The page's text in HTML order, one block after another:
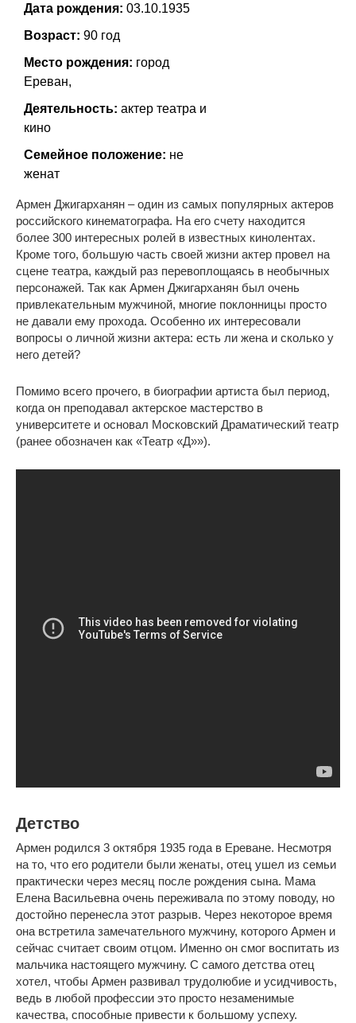
Дата рождения: 03.10.1935
Возраст: 90 год
Место рождения: город
Ереван,
Деятельность: актер театра и
кино
Семейное положение: не
женат
Армен Джигарханян – один из самых популярных актеров
российского кинематографа. На его счету находится
более 300 интересных ролей в известных кинолентах.
Кроме того, большую часть своей жизни актер провел на
сцене театра, каждый раз перевоплощаясь в необычных
персонажей. Так как Армен Джигарханян был очень
привлекательным мужчиной, многие поклонницы просто
не давали ему прохода. Особенно их интересовали
вопросы о личной жизни актера: есть ли жена и сколько у
него детей?
Помимо всего прочего, в биографии артиста был период,
когда он преподавал актерское мастерство в
университете и основал Московский Драматический театр
(ранее обозначен как «Театр «Д»»).
Детство
Армен родился 3 октября 1935 года в Ереване. Несмотря
на то, что его родители были женаты, отец ушел из семьи
практически через месяц после рождения сына. Мама
Елена Васильевна очень переживала по этому поводу, но
достойно перенесла этот разрыв. Через некоторое время
она встретила замечательного мужчину, которого Армен и
сейчас считает своим отцом. Именно он смог воспитать из
мальчика настоящего мужчину. С самого детства отец
хотел, чтобы Армен развивал трудолюбие и усидчивость,
ведь в любой профессии это просто незаменимые
качества, способные привести к большому успеху.